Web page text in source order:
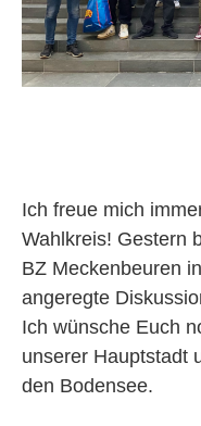
Ich freue mich
Wahlkreis! Gestern
BZ Meckenbeuren
angeregte
Ich wünsche Euch
unserer Hauptstadt
den Bodensee.